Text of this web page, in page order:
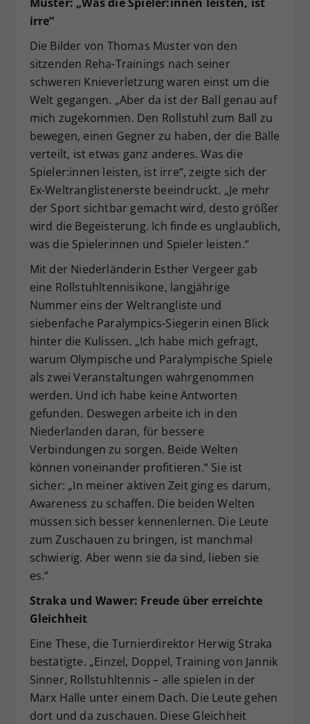
irre“
Die Bilder von Thomas Muster von den
sitzenden Reha-Trainings nach seiner
schweren Knieverletzung waren einst um die
Welt gegangen. „Aber da ist der Ball genau auf
mich zugekommen. Den Rollstuhl zum Ball zu
bewegen, einen Gegner zu haben, der die Bälle
verteilt, ist etwas ganz anderes. Was die
Spieler:innen leisten, ist irre“, zeigte sich der
Ex-Weltranglistenerste beeindruckt. „Je mehr
der Sport sichtbar gemacht wird, desto größer
wird die Begeisterung. Ich finde es unglaublich,
was die Spielerinnen und Spieler leisten.“
Mit der Niederländerin Esther Vergeer gab
eine Rollstuhltennisikone, langjährige
Nummer eins der Weltrangliste und
siebenfache Paralympics-Siegerin einen Blick
hinter die Kulissen. „Ich habe mich gefragt,
warum Olympische und Paralympische Spiele
als zwei Veranstaltungen wahrgenommen
werden. Und ich habe keine Antworten
gefunden. Deswegen arbeite ich in den
Niederlanden daran, für bessere
Verbindungen zu sorgen. Beide Welten
können voneinander profitieren.“ Sie ist
sicher: „In meiner aktiven Zeit ging es darum,
Awareness zu schaffen. Die beiden Welten
müssen sich besser kennenlernen. Die Leute
zum Zuschauen zu bringen, ist manchmal
schwierig. Aber wenn sie da sind, lieben sie
es.“
Straka und Wawer: Freude über erreichte
Gleichheit
Eine These, die Turnierdirektor Herwig Straka
bestätigte. „Einzel, Doppel, Training von Jannik
Sinner, Rollstuhltennis – alle spielen in der
Marx Halle unter einem Dach. Die Leute gehen
dort und da zuschauen. Diese Gleichheit